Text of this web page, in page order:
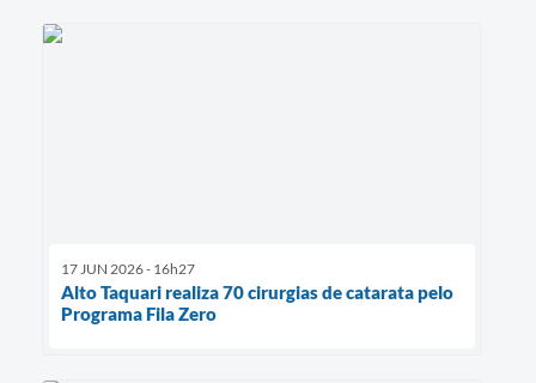
17 JUN 2026 - 16h27
Alto Taquari realiza 70 cirurgias de catarata pelo
Programa Fila Zero